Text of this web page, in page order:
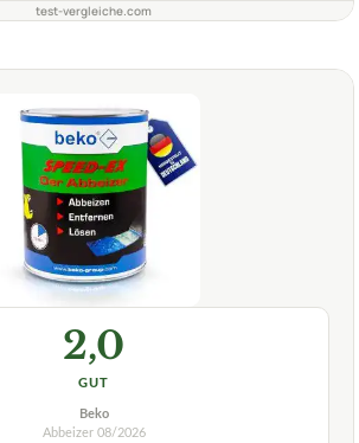
test-vergleiche.com
2,0
GUT
Beko
Abbeizer 08/2026